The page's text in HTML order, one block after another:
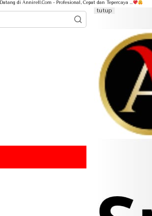
- Profesional, Cepat dan Tepercaya ...
tutup